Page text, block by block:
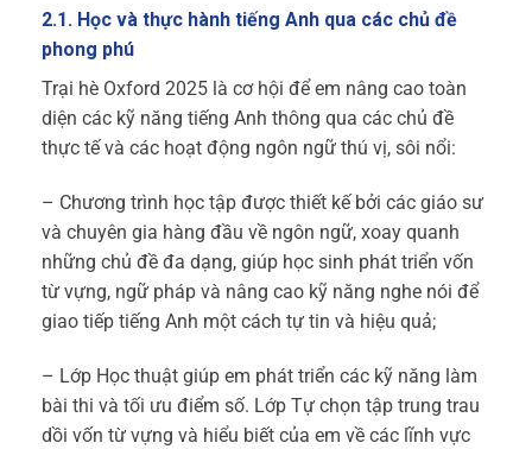
2.1. Học và thực hành tiếng Anh qua các chủ đề
phong phú
Trại hè Oxford 2025 là cơ hội để em nâng cao toàn
diện các kỹ năng tiếng Anh thông qua các chủ đề
thực tế và các hoạt động ngôn ngữ thú vị, sôi nổi:
– Chương trình học tập được thiết kế bởi các giáo sư
và chuyên gia hàng đầu về ngôn ngữ, xoay quanh
những chủ đề đa dạng, giúp học sinh phát triển vốn
từ vựng, ngữ pháp và nâng cao kỹ năng nghe nói để
giao tiếp tiếng Anh một cách tự tin và hiệu quả;
– Lớp Học thuật giúp em phát triển các kỹ năng làm
bài thi và tối ưu điểm số. Lớp Tự chọn tập trung trau
dồi vốn từ vựng và hiểu biết của em về các lĩnh vực